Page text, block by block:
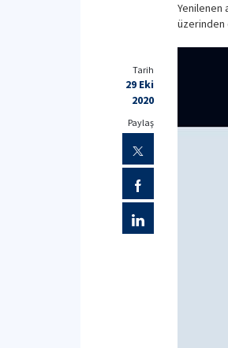
Yenilenen
üzerinden
Tarih
29 Eki
2020
Paylaş